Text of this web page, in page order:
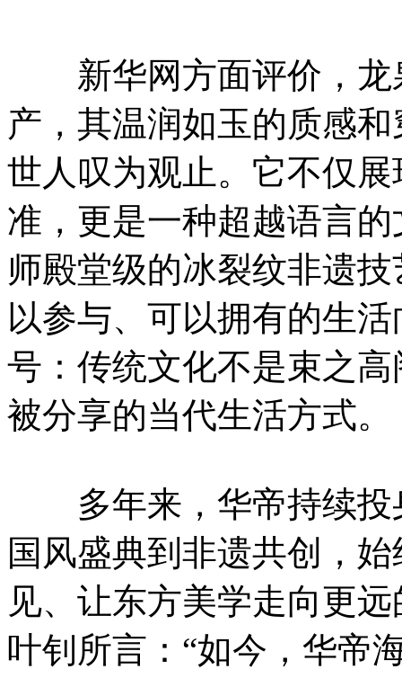
新华网方面评价，龙
产，其温润如玉的质感
世人叹为观止。它不仅
准，更是一种超越语言
师殿堂级的冰裂纹非遗
以参与、可以拥有的生
号：传统文化不是束之
被分享的当代生活方式。
多年来，华帝持续投
国风盛典到非遗共创，
见、让东方美学走向更
叶钊所言：“如今，华帝